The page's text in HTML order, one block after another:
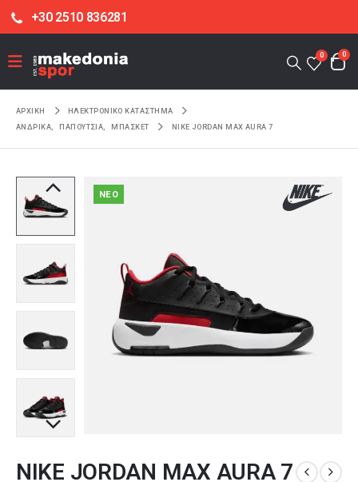
+30 2510 836281
0 0
ΑΡΧΙΚΉ
ΗΛΕΚΤΡΟΝΙΚΌ ΚΑΤΆΣΤΗΜΑ
ΑΝΔΡΙΚΑ
ΠΑΠΟΥΤΣΙΑ ΜΠΑΣΚΕΤ NIKE JORDAN MAX AURA 7
NEO
NIKE JORDAN MAX AURA 7